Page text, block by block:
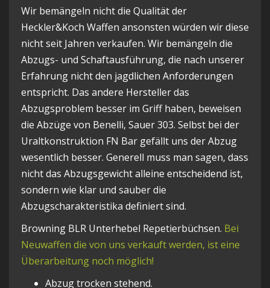
Wir bemängeln nicht die Qualität der
Heckler&Koch Waffen ansonsten würden wir diese
nicht seit Jahren verkaufen. Wir bemängeln die
Abzugs- und Schaftausführung, die nach unserer
Erfahrung nicht den jagdlichen Anforderungen
entspricht. Das andere Hersteller das
Abzugsproblem besser im Griff haben, beweisen
die Abzüge von Benelli, Sauer 303. Selbst bei der
Uraltkonstruktion FN Bar gefällt uns der Abzug
wesentlich besser. Generell muss man sagen, dass
nicht das Abzugsgewicht alleine entscheidend ist,
sondern wie klar und sauber die
Abzugscharakteristika definiert sind.
Browning BLR Unterhebel Repetierbüchsen. Bei
Neuwaffen die von uns verkauft werden, ist eine
Überarbeitung noch möglich!
Abzug trocken stehend.